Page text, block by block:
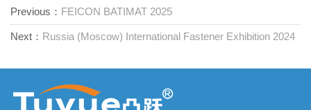
Previous： FEICON BATIMAT 2025
Next： Russia (Moscow) International Fastener Exhibition 2024